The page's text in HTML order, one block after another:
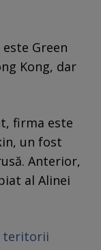
Green
Kong, dar
firma este
un fost
Anterior,
al Alinei
teritorii